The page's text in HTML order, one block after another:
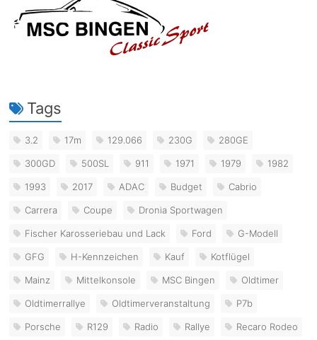
Tags
3.2 17m 129.066 230G 280GE
300GD 500SL 911 1971 1979 1982
1993 2017 ADAC Budget Cabrio
Carrera Coupe Dronia Sportwagen
Fischer Karosseriebau und Lack Ford G-Modell
GFG H-Kennzeichen Kauf Kotflügel
Mainz Mittelkonsole MSC Bingen Oldtimer
Oldtimerrallye Oldtimerveranstaltung P7b
Porsche R129 Radio Rallye Recaro Rodeo